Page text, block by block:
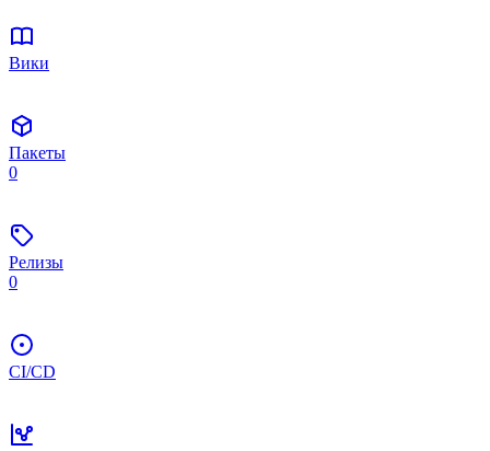
Вики
Пакеты
0
Релизы
0
CI/CD